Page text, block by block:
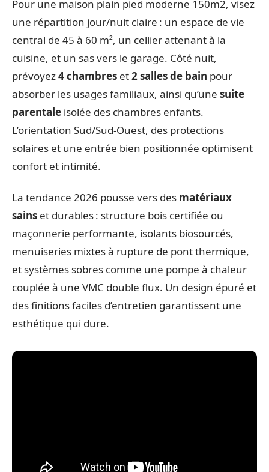
Pour une maison plain pied moderne 150m2, visez
une répartition jour/nuit claire : un espace de vie
central de 45 à 60 m², un cellier attenant à la
cuisine, et un sas vers le garage. Côté nuit,
prévoyez4 chambres et2 salles de bain pour
absorber les usages familiaux, ainsi qu’une suite
parentale isolée des chambres enfants.
L’orientation Sud/Sud-Ouest, des protections
solaires et une entrée bien positionnée optimisent
confort et intimité.
La tendance 2026 pousse vers des matériaux
sains et durables : structure bois certifiée ou
maçonnerie performante, isolants biosourcés,
menuiseries mixtes à rupture de pont thermique,
et systèmes sobres comme une pompe à chaleur
couplée à une VMC double flux. Un design épuré et
des finitions faciles d’entretien garantissent une
esthétique qui dure.